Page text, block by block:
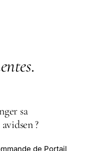
.
sa
?
de Portail